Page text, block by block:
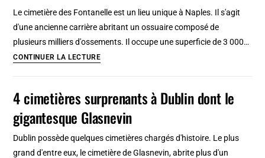
morts
Le cimetière des Fontanelle est un lieu unique à Naples. Il s'agit
d'une ancienne carrière abritant un ossuaire composé de
plusieurs milliers d'ossements. Il occupe une superficie de 3 000…
CONTINUER LA LECTURECimetière
à
Naples
4 cimetières surprenants à Dublin dont le
gigantesque Glasnevin
Dublin possède quelques cimetières chargés d'histoire. Le plus
grand d'entre eux, le cimetière de Glasnevin, abrite plus d'un